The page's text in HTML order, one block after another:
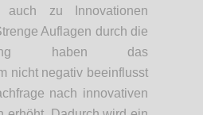
zu Innovationen
Auflagen durch die
haben das
nicht negativ beeinflusst
nach innovativen